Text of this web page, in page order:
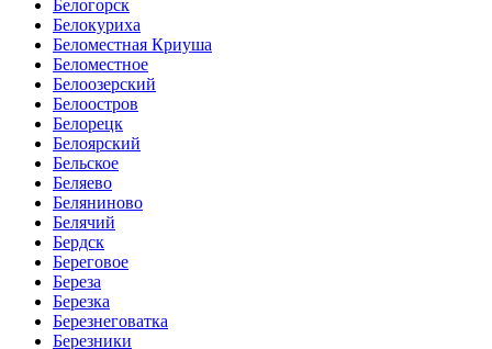
Белогорск
Белокуриха
Беломестная Криуша
Беломестное
Белоозерский
Белоостров
Белорецк
Белоярский
Бельское
Беляево
Беляниново
Белячий
Бердск
Береговое
Береза
Березка
Березнеговатка
Березники